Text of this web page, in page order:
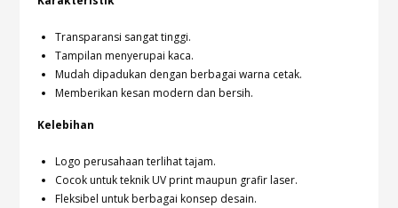
Transparansi sangat tinggi.
Tampilan menyerupai kaca.
Mudah dipadukan dengan berbagai warna cetak.
Memberikan kesan modern dan bersih.
Kelebihan
Logo perusahaan terlihat tajam.
Cocok untuk teknik UV print maupun grafir laser.
Fleksibel untuk berbagai konsep desain.